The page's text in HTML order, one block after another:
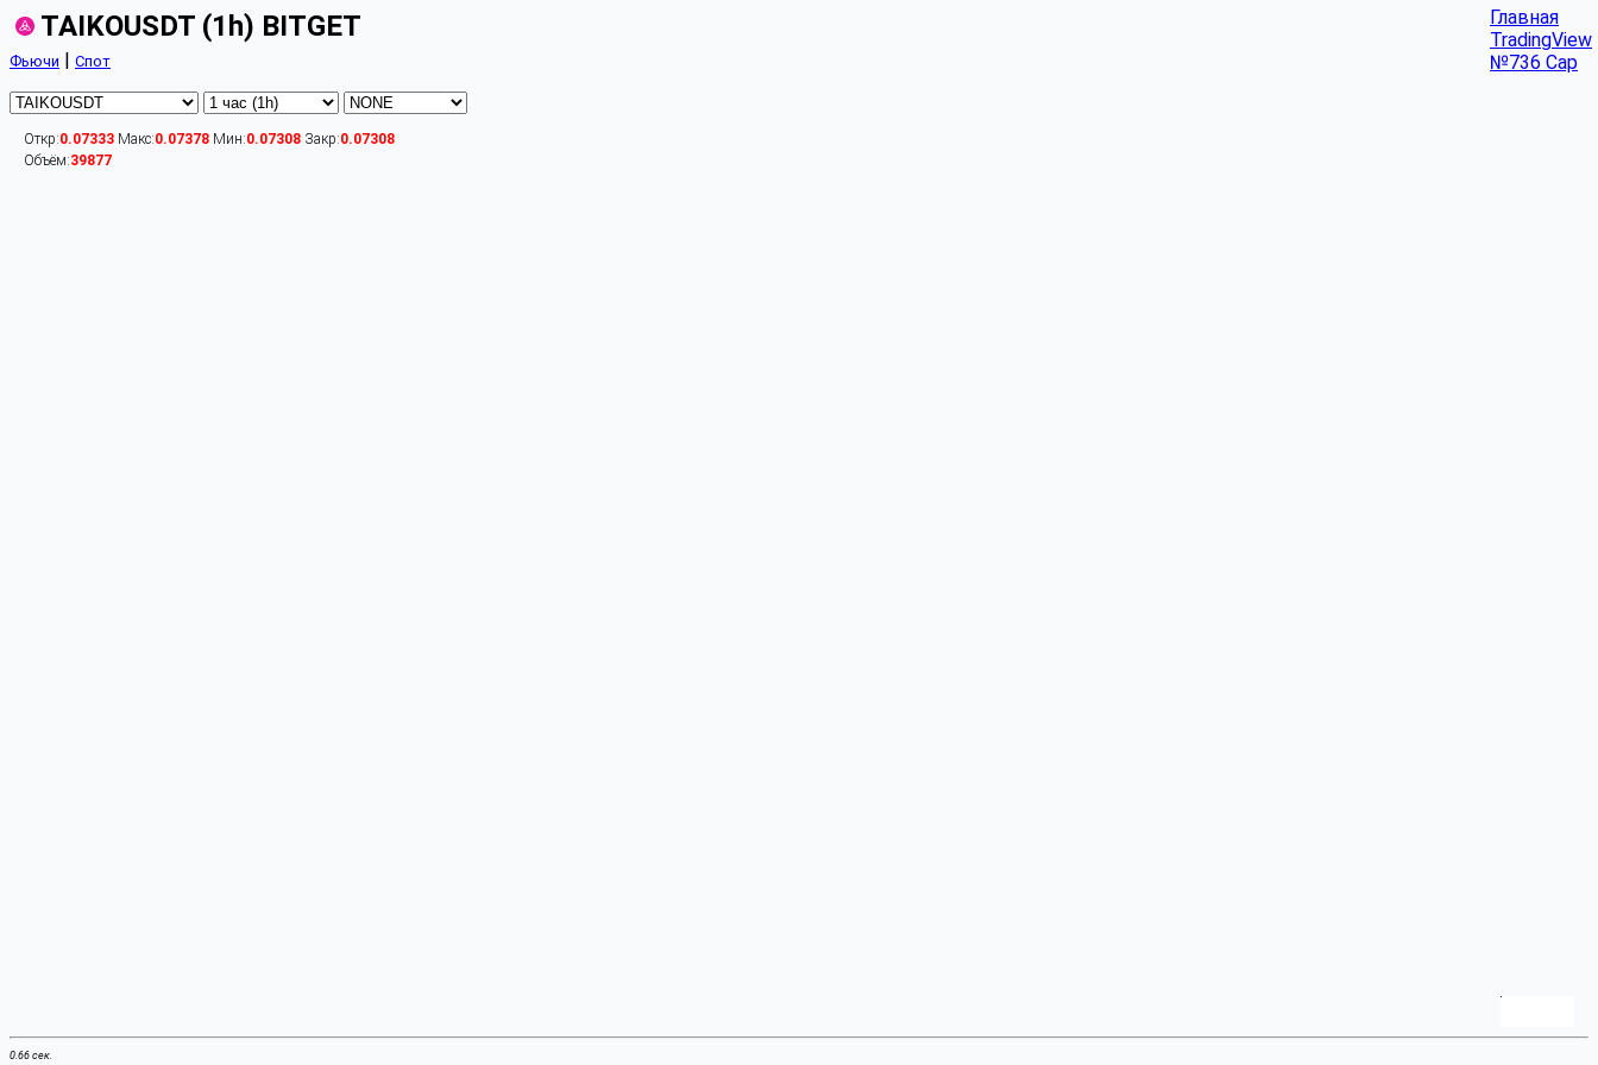
TAIKOUSDT (1h) BITGET
Фьючи | Спот
Главная
TradingView
№736 Cap
Откр:0.07333 Макс:0.07378 Мин:0.07308 Закр:0.07308
Объём:39877
0.66 сек.